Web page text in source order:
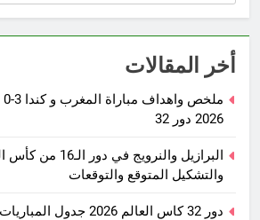
أخر المقالات
2026 دور 32
والتشكيل المتوقع والتوقعات
دور 32 كاس العالم 2026 جدول المباريات